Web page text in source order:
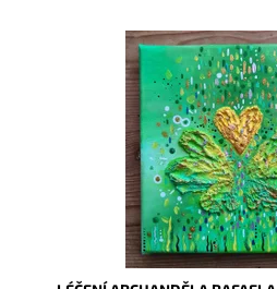
Dostupnost:
Vyprodáno
5845